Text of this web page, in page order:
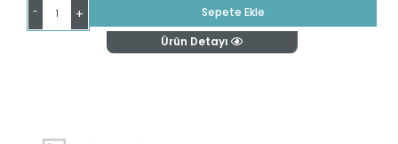
- +
Sepete Ekle
Ürün Detayı